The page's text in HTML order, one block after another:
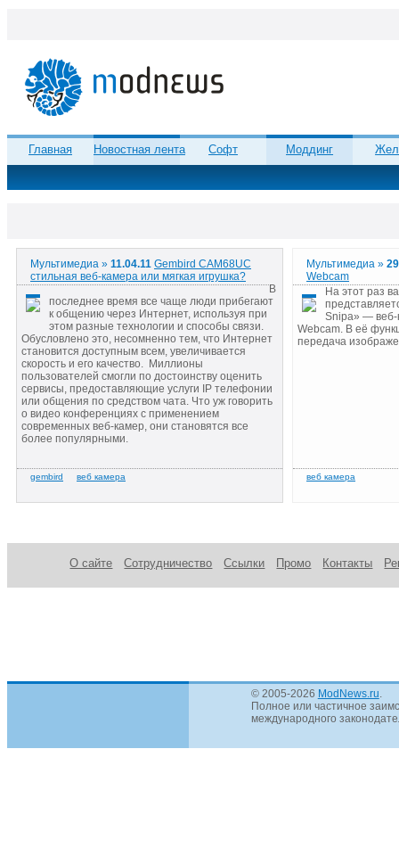
Главная Новостная лента Софт Моддинг
Мультимедиа » 11.04.11 Gembird CAM68UC
стильная веб-камера или мягкая игрушка?
В
последнее время все чаще люди прибегают
к общению через Интернет, используя при
этом разные технологии и способы связи.
Обусловлено это, несомненно тем, что Интернет
становится доступным всем, увеличивается
скорость и его качество. Миллионы
пользователей смогли по достоинству оценить
сервисы, предоставляющие услуги IP телефонии
или общения по средством чата. Что уж говорить
о видео конференциях с применением
современных веб-камер, они становятся все
более популярными.
Мультимедиа »
Webcam
На этот раз
Snipa» — веб-
Webcam. В её
передача
О сайте Сотрудничество Ссылки Промо Контакты
© 2005-2026 ModNews.ru
Полное или частичное
международного